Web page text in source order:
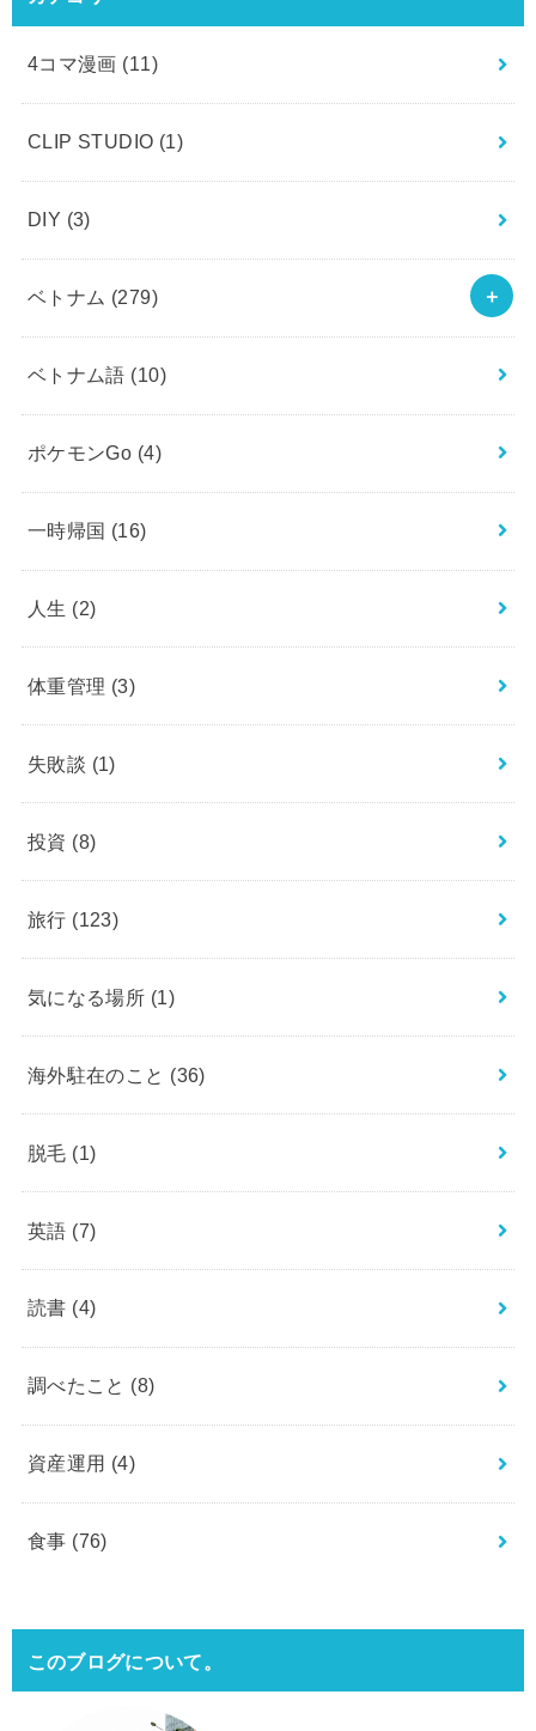
4コマ漫画 (11)
CLIP STUDIO (1)
DIY (3)
ベトナム (279)
ベトナム語 (10)
ポケモンGo (4)
一時帰国 (16)
人生 (2)
体重管理 (3)
失敗談 (1)
投資 (8)
旅行 (123)
気になる場所 (1)
海外駐在のこと (36)
脱毛 (1)
英語 (7)
読書 (4)
調べたこと (8)
資産運用 (4)
食事 (76)
このブログについて。